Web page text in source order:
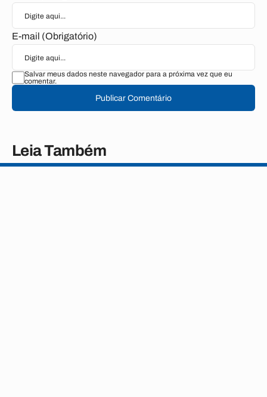
E-mail (Obrigatório)
Salvar meus dados neste navegador para a próxima vez que eu
comentar.
Publicar Comentário
Leia Também